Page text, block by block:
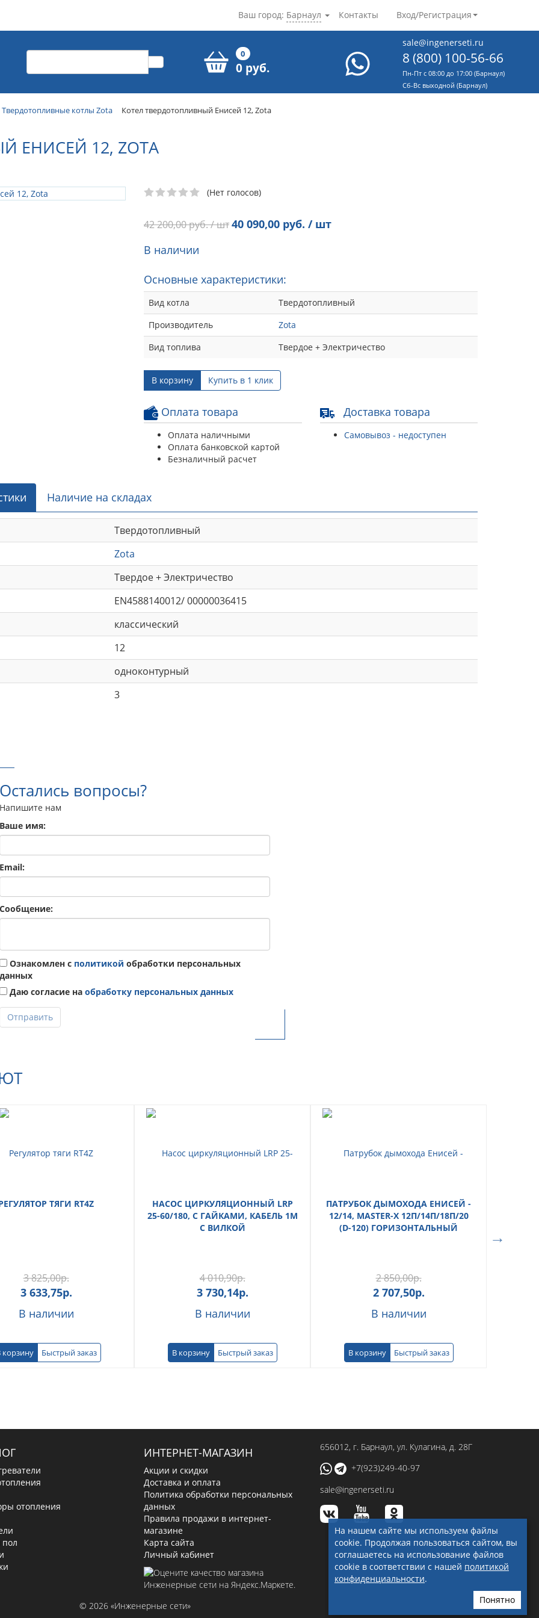
Контакты Вход/Регистрация
Ваш город: Барнаул
0
0 руб.
sale@ingenerseti.ru
8 (800) 100-56-66
Пн-Пт с 08:00 до 17:00 (Барнаул)
Cб-Вс выходной (Барнаул)
Твердотопливные котлы Zota Котел твердотопливный Енисей 12, Zota
ЕНИСЕЙ 12, ZOTA
(Нет голосов)
42 200,00руб. / шт40 090,00 руб. / шт
В наличии
Основные характеристики:
Вид котла
Твердотопливный
Производитель
Zota
Вид топлива
Твердое + Электричество
В корзину Купить в 1 клик
Оплата товара
Оплата наличными
Оплата банковской картой
Безналичный расчет
Доставка товара
Самовывоз - недоступен
Наличие на складах
Твердотопливный
Zota
Твердое + Электричество
EN4588140012/ 00000036415
классический
12
одноконтурный
3
Остались вопросы?
Напишите нам
Ваше имя:
Email:
Сообщение:
Ознакомлен с политикой обработки персональных
данных
Даю согласие на обработку персональных данных
Отправить
ТЯГИ RT4Z
3 825,00р.
3 633,75р.
В наличии
корзину Быстрый заказ
НАСОС ЦИРКУЛЯЦИОННЫЙ LRP
25-60/180, С ГАЙКАМИ, КАБЕЛЬ 1М
С ВИЛКОЙ
4 010,90р.
3 730,14р.
В наличии
В корзину Быстрый заказ
ПАТРУБОК ДЫМОХОДА ЕНИСЕЙ -
12/14, MASTER-X 12П/14П/18П/20
(D-120) ГОРИЗОНТАЛЬНЫЙ
2 850,00р.
2 707,50р.
В наличии
В корзину Быстрый заказ
отопления
ИНТЕРНЕТ-МАГАЗИН
Акции и скидки
Доставка и оплата
Политика обработки персональных
данных
Правила продажи в интернет-
магазине
Карта сайта
Личный кабинет
656012, г. Барнаул, ул. Кулагина, д. 28Г
+7(923)249-40-97
sale@ingenerseti.ru
© 2026 «Инженерные сети»
На нашем сайте мы используем файлы
cookie. Продолжая пользоваться сайтом, вы
соглашаетесь на использование файлов
cookie в соответствии с нашей политикой
конфиденциальности.
Понятно